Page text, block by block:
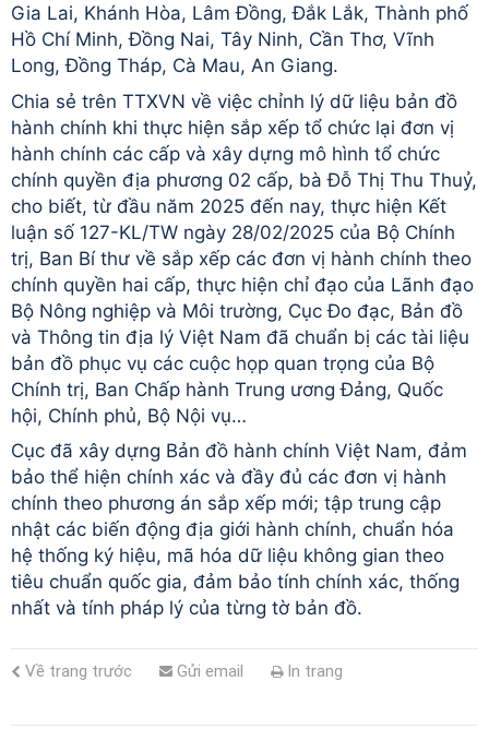
Gia Lai, Khánh Hòa, Lâm Đồng, Đắk Lắk, Thành phố
Hồ Chí Minh, Đồng Nai, Tây Ninh, Cần Thơ, Vĩnh
Long, Đồng Tháp, Cà Mau, An Giang.
Chia sẻ trên TTXVN về việc chỉnh lý dữ liệu bản đồ
hành chính khi thực hiện sắp xếp tổ chức lại đơn vị
hành chính các cấp và xây dựng mô hình tổ chức
chính quyền địa phương 02 cấp, bà Đỗ Thị Thu Thuỷ,
cho biết, từ đầu năm 2025 đến nay, thực hiện Kết
luận số 127-KL/TW ngày 28/02/2025 của Bộ Chính
trị, Ban Bí thư về sắp xếp các đơn vị hành chính theo
chính quyền hai cấp, thực hiện chỉ đạo của Lãnh đạo
Bộ Nông nghiệp và Môi trường, Cục Đo đạc, Bản đồ
và Thông tin địa lý Việt Nam đã chuẩn bị các tài liệu
bản đồ phục vụ các cuộc họp quan trọng của Bộ
Chính trị, Ban Chấp hành Trung ương Đảng, Quốc
hội, Chính phủ, Bộ Nội vụ…
Cục đã xây dựng Bản đồ hành chính Việt Nam, đảm
bảo thể hiện chính xác và đầy đủ các đơn vị hành
chính theo phương án sắp xếp mới; tập trung cập
nhật các biến động địa giới hành chính, chuẩn hóa
hệ thống ký hiệu, mã hóa dữ liệu không gian theo
tiêu chuẩn quốc gia, đảm bảo tính chính xác, thống
nhất và tính pháp lý của từng tờ bản đồ.
Về trang trước Gửi email In trang